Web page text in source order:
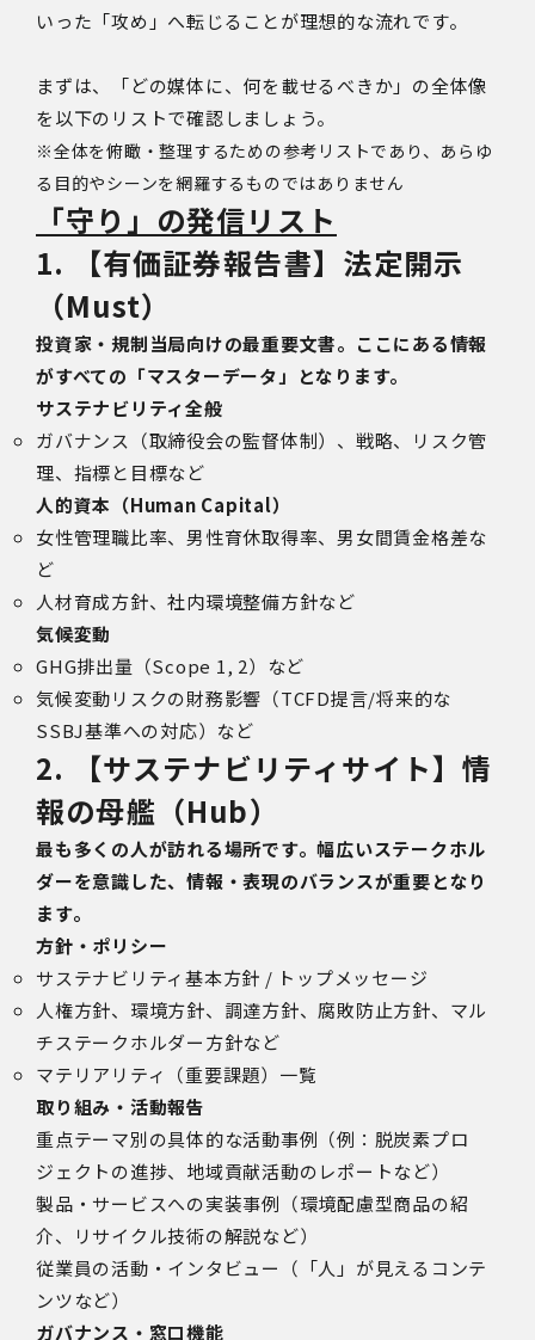
いった「攻め」へ転じることが理想的な流れです。
まずは、「どの媒体に、何を載せるべきか」の全体像
を以下のリストで確認しましょう。
※全体を俯瞰・整理するための参考リストであり、あらゆ
る目的やシーンを網羅するものではありません
「守り」の発信リスト
1. 【有価証券報告書】法定開示
（Must）
投資家・規制当局向けの最重要文書。ここにある情報
がすべての「マスターデータ」となります。
サステナビリティ全般
ガバナンス（取締役会の監督体制）、戦略、リスク管
理、指標と目標など
人的資本（Human Capital）
女性管理職比率、男性育休取得率、男女間賃金格差な
ど
人材育成方針、社内環境整備方針など
気候変動
GHG排出量（Scope 1, 2）など
気候変動リスクの財務影響（TCFD提言/将来的な
SSBJ基準への対応）など
2. 【サステナビリティサイト】情
報の母艦（Hub）
最も多くの人が訪れる場所です。幅広いステークホル
ダーを意識した、情報・表現のバランスが重要となり
ます。
方針・ポリシー
サステナビリティ基本方針 / トップメッセージ
人権方針、環境方針、調達方針、腐敗防止方針、マル
チステークホルダー方針など
マテリアリティ（重要課題）一覧
取り組み・活動報告
重点テーマ別の具体的な活動事例（例：脱炭素プロ
ジェクトの進捗、地域貢献活動のレポートなど）
製品・サービスへの実装事例（環境配慮型商品の紹
介、リサイクル技術の解説など）
従業員の活動・インタビュー（「人」が見えるコンテ
ンツなど）
ガバナンス・窓口機能